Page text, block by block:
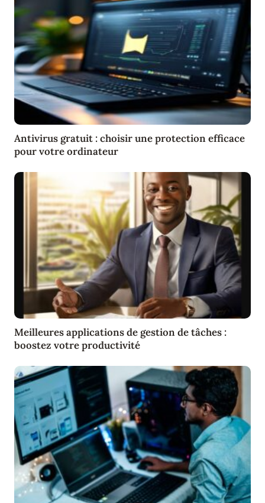
Antivirus gratuit : choisir une protection efficace
pour votre ordinateur
Meilleures applications de gestion de tâches :
boostez votre productivité